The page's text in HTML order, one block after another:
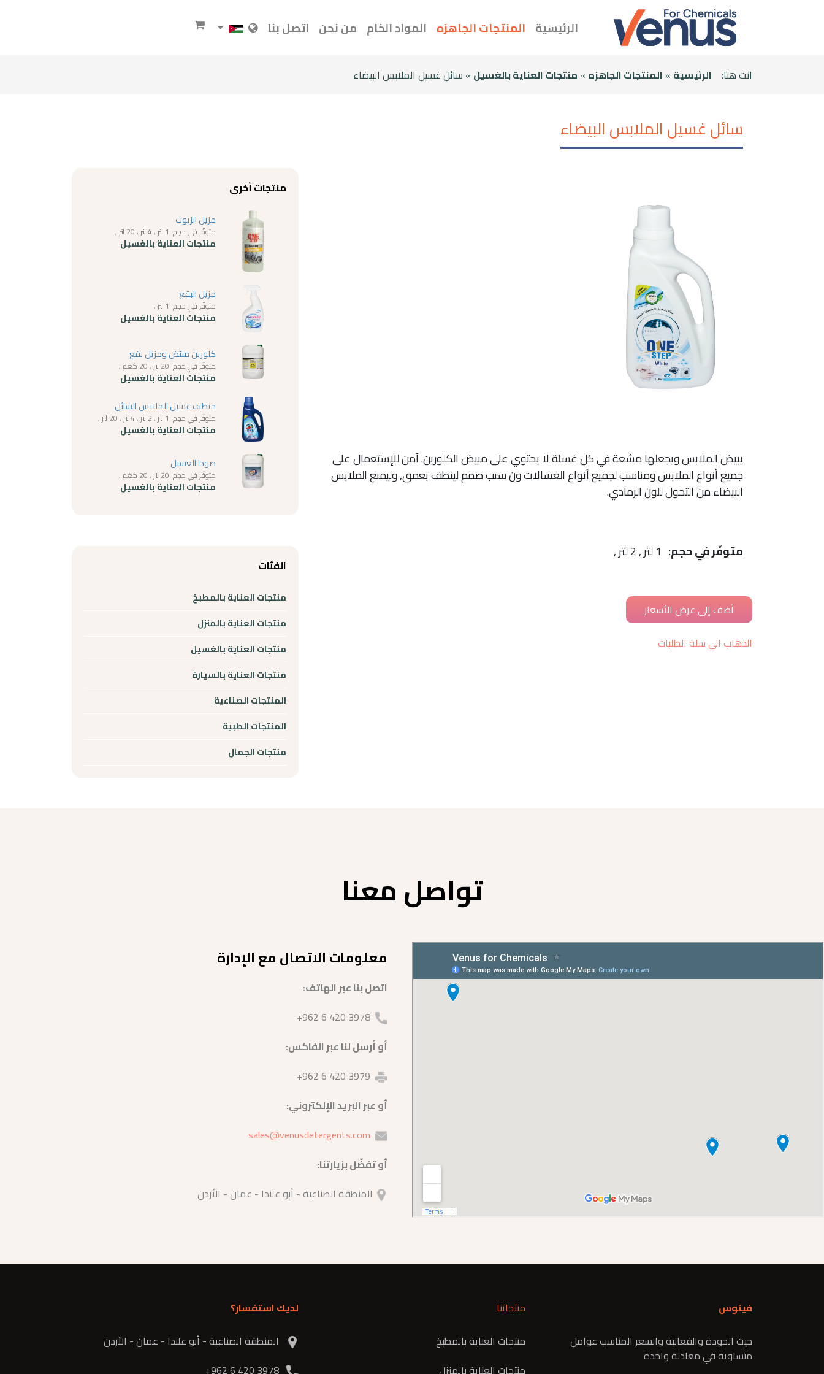
الرئيسية المنتجات الجاهزه المواد الخام من نحن اتصل بنا
انت هنا: الرئيسية » المنتجات الجاهزه » منتجات العناية بالغسيل » سائل غسيل الملابس البيضاء
سائل غسيل الملابس البيضاء
يبيض الملابس ويجعلها مشعة في كل غسلة لا يحتوي على مبيض الكلورين. آمن للإستعمال على
جميع أنواع الملابس ومناسب لجميع أنواع الغسالات ون ستب صمم لينظف بعمق, وليمنع الملابس
البيضاء من التحول للون الرمادي.
متوفّر في حجم: 1 لتر , 2 لتر ,
الذهاب الى سلة الطلبات
منتجات أخرى
مزيل الزيوت
متوفّر في حجم: 1 لتر , 4 لتر , 20 لتر ,
منتجات العناية بالغسيل
مزيل البقع
متوفّر في حجم: 1 لتر ,
منتجات العناية بالغسيل
كلورين مبيّض ومزيل بقع
متوفّر في حجم: 20 لتر , 20 كغم ,
منتجات العناية بالغسيل
منظف غسيل الملابس السائل
متوفّر في حجم: 1 لتر , 2 لتر , 4 لتر , 20 لتر ,
منتجات العناية بالغسيل
صودا الغسيل
متوفّر في حجم: 20 لتر , 20 كغم ,
منتجات العناية بالغسيل
الفئات
منتجات العناية بالمطبخ
منتجات العناية بالمنزل
منتجات العناية بالغسيل
منتجات العناية بالسيارة
المنتجات الصناعية
المنتجات الطبية
منتجات الجمال
تواصل معنا
معلومات الاتصال مع الإدارة
اتصل بنا عبر الهاتف:
أو أرسل لنا عبر الفاكس:
أو عبر البريد الإلكتروني:
sales@venusdetergents.com
أو تفضّل بزيارتنا:
المنطقة الصناعية - أبو علندا - عمان - الأردن
فينوس
حيث الجودة والفعالية والسعر المناسب عوامل
متساوية في معادلة واحدة
منتجاتنا
منتجات العناية بالمطبخ
منتجات العناية بالمنزل
لديك استفسار؟
المنطقة الصناعية - أبو علندا - عمان - الأردن